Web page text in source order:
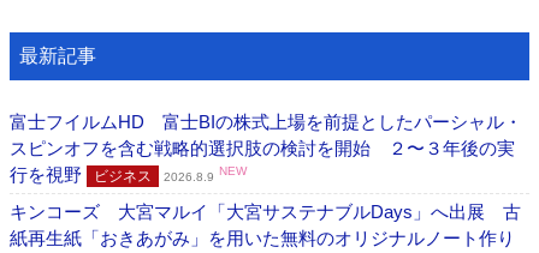
最新記事
富士フイルムHD 富士BIの株式上場を前提としたパーシャル・
スピンオフを含む戦略的選択肢の検討を開始 ２〜３年後の実
行を視野
ビジネス 2026.8.9 NEW
キンコーズ 大宮マルイ「大宮サステナブルDays」へ出展 古
紙再生紙「おきあがみ」を用いた無料のオリジナルノート作り